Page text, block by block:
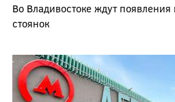
Во Владивостоке ждут
стоянок